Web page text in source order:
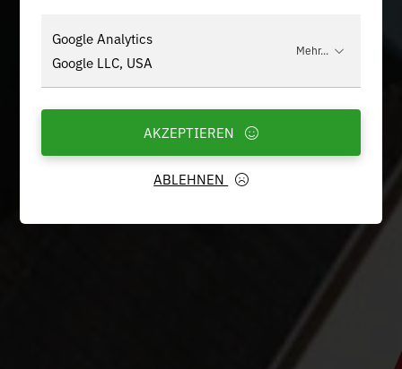
Google Analytics
Google LLC, USA
Mehr...
ABLEHNEN
AKZEPTIEREN